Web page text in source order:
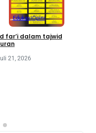
EdukasiOpini
far’i dalam tajwid
21, 2026